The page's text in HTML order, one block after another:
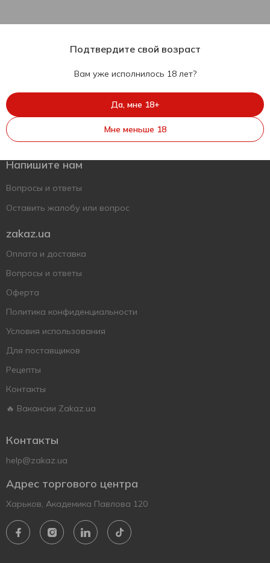
Укр
Поддержать ВСУ
Напишите нам
Вопросы и ответы
Оставить жалобу или вопрос
zakaz.ua
Оплата и доставка
Вопросы и ответы
Оферта
Политика конфиденциальности
Условия использования
Для поставщиков
Рецепты
Контакты
🔥 Вакансии Zakaz.ua
Контакты
help@zakaz.ua
Адрес торгового центра
Харьков, Академика Павлова 120
Подтвердите свой возраст
Вам уже исполнилось 18 лет?
Да, мне 18+
Мне меньше 18